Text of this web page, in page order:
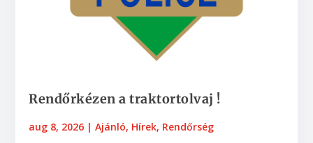
Rendőrkézen a traktortolvaj !
aug 8, 2026 |Ajánló, Hírek, Rendőrség